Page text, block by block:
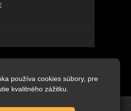
používa cookies súbory, pre
kvalitného zážitku.